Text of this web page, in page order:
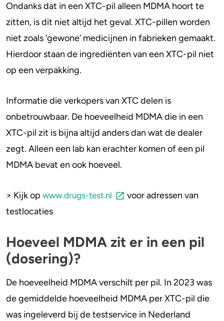
Ondanks dat in een XTC-pil alleen MDMA hoort te
zitten, is dit niet altijd het geval. XTC-pillen worden
niet zoals ‘gewone’ medicijnen in fabrieken gemaakt.
Hierdoor staan de ingrediënten van een XTC-pil niet
op een verpakking.
Informatie die verkopers van XTC delen is
onbetrouwbaar. De hoeveelheid MDMA die in een
XTC-pil zit is bijna altijd anders dan wat de dealer
zegt. Alleen een lab kan erachter komen of een pil
MDMA bevat en ook hoeveel.
> Kijk op www.drugs-test.nl
voor adressen van
testlocaties
Hoeveel MDMA zit er in een pil
(dosering)?
De hoeveelheid MDMA verschilt per pil. In 2023 was
de gemiddelde hoeveelheid MDMA per XTC-pil die
was ingeleverd bij de testservice in Nederland